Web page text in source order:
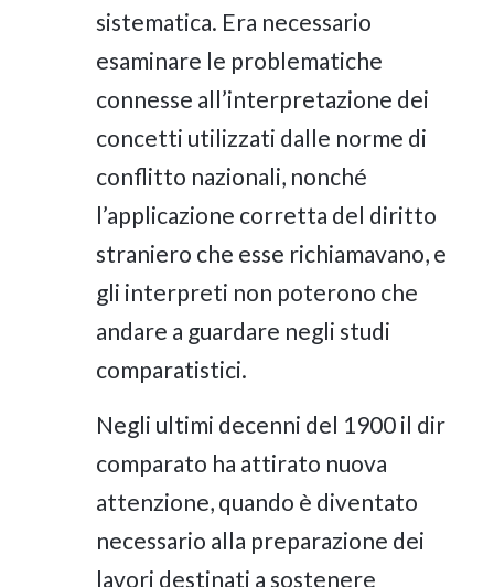
sistematica. Era necessario
esaminare le problematiche
connesse all’interpretazione dei
concetti utilizzati dalle norme di
conflitto nazionali, nonché
l’applicazione corretta del diritto
straniero che esse richiamavano, e
gli interpreti non poterono che
andare a guardare negli studi
comparatistici.
Negli ultimi decenni del 1900 il dir
comparato ha attirato nuova
attenzione, quando è diventato
necessario alla preparazione dei
lavori destinati a sostenere